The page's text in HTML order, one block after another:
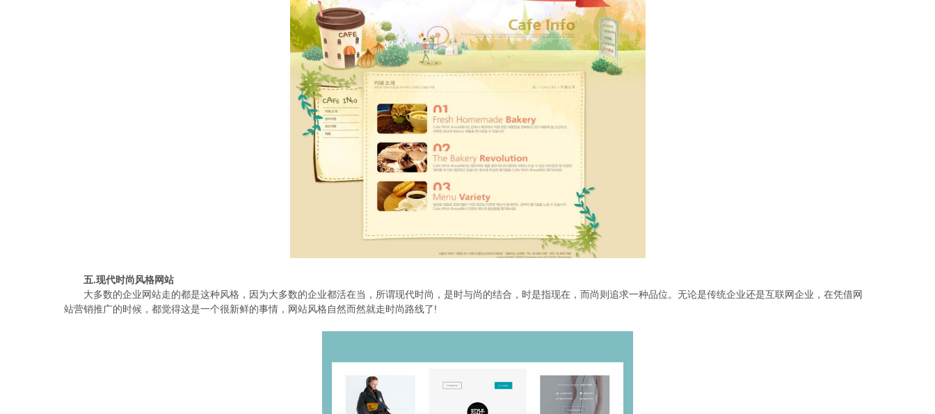
五.现代时尚风格网站
大多数的企业网站走的都是这种风格，因为大多数的企业都活在当，所谓现代时尚，是时与尚的结合，时是指现在，而尚则追求一种品位。无论是传统企业还是互联网企业，在凭借网
站营销推广的时候，都觉得这是一个很新鲜的事情，网站风格自然而然就走时尚路线了!